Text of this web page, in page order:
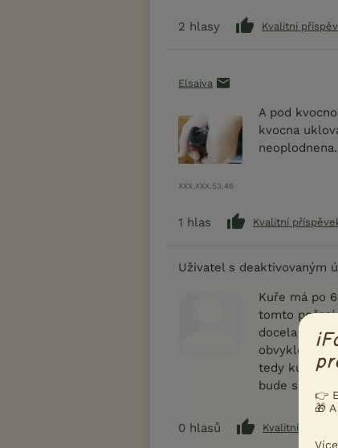
2 hlasy Kvalitní
Elsaiva
XXX.XXX.53.46
A pod
kvocna
1 hlas Kvalitní
Uživatel s deaktivovaným
Kuře má po
tomto
docela dost,
obvykle
tedy kuře
bude
0 hlasů Kvalitní
👉
🎁